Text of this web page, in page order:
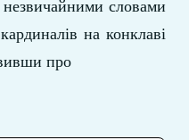
словами
на конклаві
про